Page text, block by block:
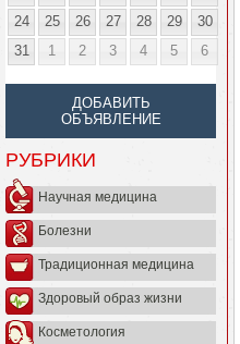
24
25 26 27 28 29
30
31
1 2 3 4 5 6
ДОБАВИТЬ
ОБЪЯВЛЕНИЕ
РУБРИКИ
Научная медицина
Болезни
Традиционная медицина
Здоровый образ жизни
Косметология